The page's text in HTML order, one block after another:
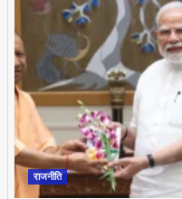
राजनीति